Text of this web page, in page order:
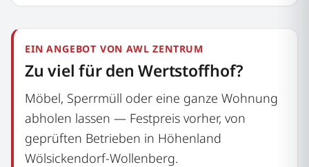
EIN ANGEBOT VON AWL ZENTRUM
Zu viel für den Wertstoffhof?
Möbel, Sperrmüll oder eine ganze Wohnung
abholen lassen — Festpreis vorher, von
geprüften Betrieben in Höhenland
Wölsickendorf-Wollenberg.